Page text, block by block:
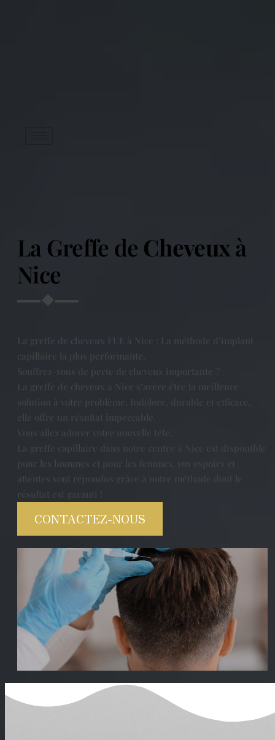
La Greffe de Cheveuxà
Nice
La greffe de cheveux FUE à Nice : La méthode d’implant
capillaire la plus performante.
Souffrez-vous de perte de cheveux importante ?
La greffe de cheveux à Nice s’avère être la meilleure
solution à votre problème. Indolore, durable et efficace,
elle offre un résultat impeccable.
Vous allez adorer votre nouvelle tête.
La greffe capillaire dans notre centre à Nice est disponible
pour les hommes et pour les femmes, vos espoirs et
attentes sont répondus grâce à notre méthode dont le
résultat est garanti !
CONTACTEZ-NOUS